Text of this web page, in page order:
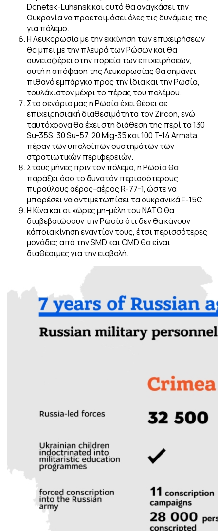
Donetsk-Luhansk και αυτό θα αναγκάσει την
Ουκρανία να προετοιμάσει όλες τις δυνάμεις της
για πόλεμο.
Η Λευκορωσία με την εκκίνηση των επιχειρήσεων
θα μπει με την πλευρά των Ρώσων και θα
συνεισφέρει στην πορεία των επιχειρήσεων,
αυτή η απόφαση της Λευκορωσίας θα σημάνει
πιθανό εμπάργκο προς την ίδια και την Ρωσία,
τουλάχιστον μέχρι το πέρας του πολέμου.
Στο σενάριο μας η Ρωσία έχει θέσει σε
επιχειρησιακή διαθεσιμότητα τον Zircon, ενώ
ταυτόχρονα θα έχει στη διάθεση της περί τα 130
Su-35S, 30 Su-57, 20 Mig-35 και 100 T-14 Armata,
πέραν των υπολοίπων συστημάτων των
στρατιωτικών περιφερειών.
Στους μήνες πριν τον πόλεμο, η Ρωσία θα
παράξει όσο το δυνατόν περισσότερους
πυραύλους αέρος-αέρος R-77-1, ώστε να
μπορέσει να αντιμετωπίσει τα ουκρανικά F-15C.
Η Κίνα και οι χώρες μη-μέλη του NATO θα
διαβεβαιώσουν την Ρωσία ότι δεν θα κάνουν
κάποια κίνηση εναντίον τους, έτσι περισσότερες
μονάδες από την SMD και CMD θα είναι
διαθέσιμες για την εισβολή.